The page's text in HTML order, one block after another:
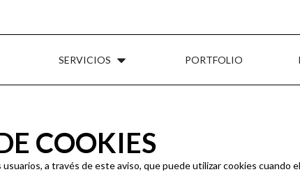
SERVICIOS PORTFOLIO
COOKIES
a través de este aviso, que puede utilizar cookies cuando